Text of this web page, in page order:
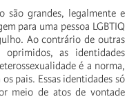
são grandes, legalmente e
para uma pessoa LGBTIQ
Ao contrário de outras
oprimidos, as identidades
é a norma,
pais. Essas identidades só
meio de atos de vontade